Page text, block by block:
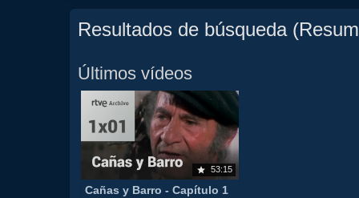
Resultados de búsqueda
Últimos vídeos
53:15
Cañas y Barro - Capítulo 1